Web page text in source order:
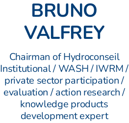
BRUNO
VALFREY
Chairman of Hydroconseil
Institutional / WASH / IWRM /
private sector participation /
evaluation / action research /
knowledge products
development expert